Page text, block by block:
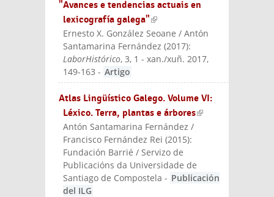
"Avances e tendencias actuais en
lexicografía galega"(link is external)
Ernesto X. González Seoane / Antón
Santamarina Fernández (2017):
LaborHistórico, 3, 1 - xan./xuñ. 2017,
149-163 - Artigo
Atlas Lingüístico Galego. Volume VI:
Léxico. Terra, plantas e árbores(link is
Antón Santamarina Fernández /
Francisco Fernández Rei (2015):
Fundación Barrié / Servizo de
Publicacións da Universidade de
Santiago de Compostela - Publicación
del ILG